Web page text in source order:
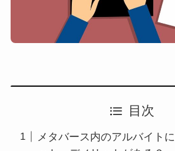
目次
メタバース内のアルバイト